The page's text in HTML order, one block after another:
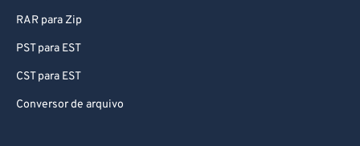
RAR para Zip
PST para EST
CST para EST
Conversor de arquivo